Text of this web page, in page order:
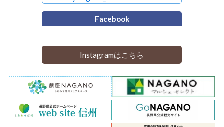
Facebook
Instagramはこちら